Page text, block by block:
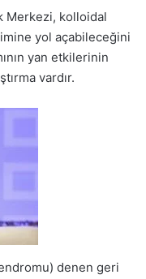
Merkezi, kolloidal
yol açabileceğini
yan etkilerinin
vardır.
denen geri